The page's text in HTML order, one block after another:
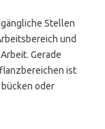
Stellen
und
Gerade
ist
oder